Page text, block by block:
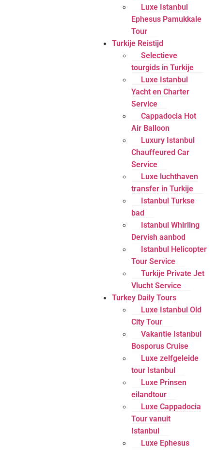
Luxe Istanbul
Ephesus Pamukkale
Tour
Turkije Reistijd
Selectieve
tourgids in Turkije
Luxe Istanbul
Yacht en Charter
Service
Cappadocia Hot
Air Balloon
Luxury Istanbul
Chauffeured Car
Service
Luxe luchthaven
transfer in Turkije
Istanbul Turkse
bad
Istanbul Whirling
Dervish aanbod
Istanbul Helicopter
Tour Service
Turkije Private Jet
Vlucht Service
Turkey Daily Tours
Luxe Istanbul Old
City Tour
Vakantie Istanbul
Bosporus Cruise
Luxe zelfgeleide
tour Istanbul
Luxe Prinsen
eilandtour
Luxe Cappadocia
Tour vanuit
Istanbul
Luxe Ephesus